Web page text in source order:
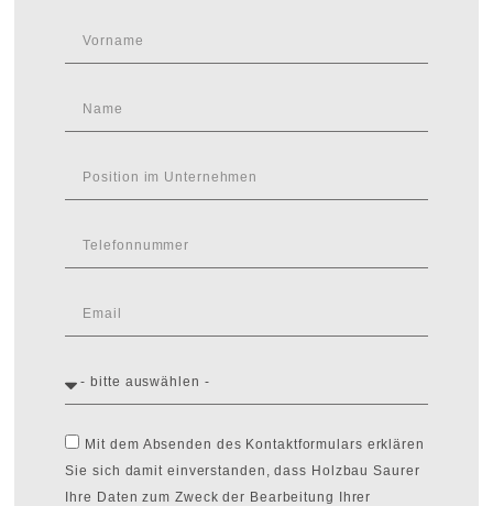
Mit dem Absenden des Kontaktformulars erklären
Sie sich damit einverstanden, dass Holzbau Saurer
Ihre Daten zum Zweck der Bearbeitung Ihrer